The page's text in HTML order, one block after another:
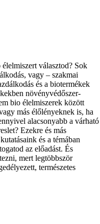
választod? Sok
vagy – szakmai
és a biotermékek
növényvédőszer-
bio élelmiszerek között
más élőlényeknek is, ha
alacsonyabb a várható
Ezekre és más
és a témában
az előadást. És
mert legtöbbször
természetes